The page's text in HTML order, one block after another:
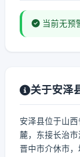
当前无预
关于安泽
安泽县位于山
麓，东接长治
晋中市介休市